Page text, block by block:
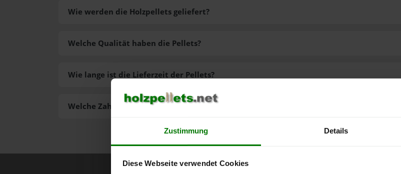
Zustimmung Details
Diese Webseite verwendet Cookies
Wie werden die Holzpellets geliefert?
Welche Zahlungsarten gibt es?
Welche Qualität haben die Pellets?
Wie lange ist die Lieferzeit der Pellets?